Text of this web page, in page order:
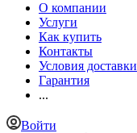
О компании
Услуги
Как купить
Контакты
Условия доставки
Гарантия
...
Войти